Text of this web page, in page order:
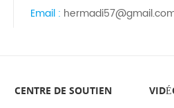
Email :
CENTRE DE SOUTIEN